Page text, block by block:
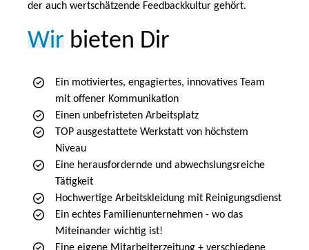
der auch wertschätzende Feedbackkultur gehört.
Wir bieten Dir
Ein motiviertes, engagiertes, innovatives Team
mit offener Kommunikation
Einen unbefristeten Arbeitsplatz
TOP ausgestattete Werkstatt von höchstem
Niveau
Eine herausfordernde und abwechslungsreiche
Tätigkeit
Hochwertige Arbeitskleidung mit Reinigungsdienst
Ein echtes Familienunternehmen - wo das
Miteinander wichtig ist!